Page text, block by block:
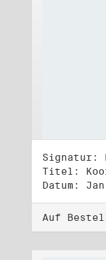
Signatur:
Datum:
Auf